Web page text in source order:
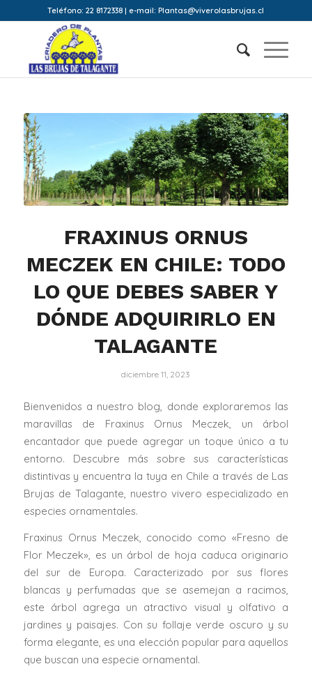
Teléfono: 22 8172338 | e-mail: Plantas@viverolasbrujas.cl
FRAXINUS ORNUS
MECZEK EN CHILE: TODO
LO QUE DEBES SABER Y
DÓNDE ADQUIRIRLO EN
TALAGANTE
diciembre 11, 2023
Bienvenidos a nuestro blog, donde exploraremos las
maravillas de Fraxinus Ornus Meczek, un árbol
encantador que puede agregar un toque único a tu
entorno. Descubre más sobre sus características
distintivas y encuentra la tuya en Chile a través de Las
Brujas de Talagante, nuestro vivero especializado en
especies ornamentales.
Fraxinus Ornus Meczek, conocido como «Fresno de
Flor Meczek», es un árbol de hoja caduca originario
del sur de Europa. Caracterizado por sus flores
blancas y perfumadas que se asemejan a racimos,
este árbol agrega un atractivo visual y olfativo a
jardines y paisajes. Con su follaje verde oscuro y su
forma elegante, es una elección popular para aquellos
que buscan una especie ornamental.